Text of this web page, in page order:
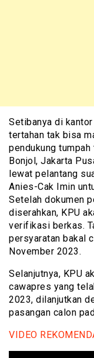
Setibanya di
tertahan tak bisa
pendukung
Bonjol, Jakarta
lewat pelantang
Anies-Cak Imin
Setelah dokumen
diserahkan, KPU
verifikasi berkas.
persyaratan bakal
November 2023.
Selanjutnya, KPU
cawapres yang
2023, dilanjutkan
pasangan calon
VIDEO